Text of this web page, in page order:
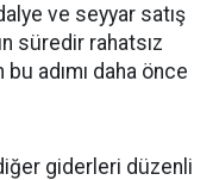
ve seyyar satış
süredir rahatsız
adımı daha önce
giderleri düzenli